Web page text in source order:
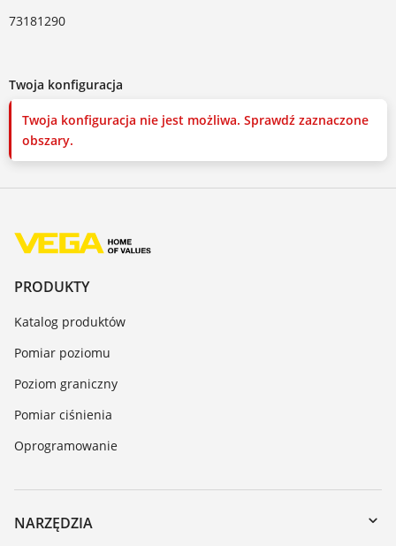
73181290
Twoja konfiguracja
Twoja konfiguracja nie jest możliwa. Sprawdź zaznaczone
obszary.
PRODUKTY
Katalog produktów
Pomiar poziomu
Poziom graniczny
Pomiar ciśnienia
Oprogramowanie
NARZĘDZIA